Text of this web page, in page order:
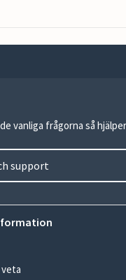
vanliga frågorna så
support